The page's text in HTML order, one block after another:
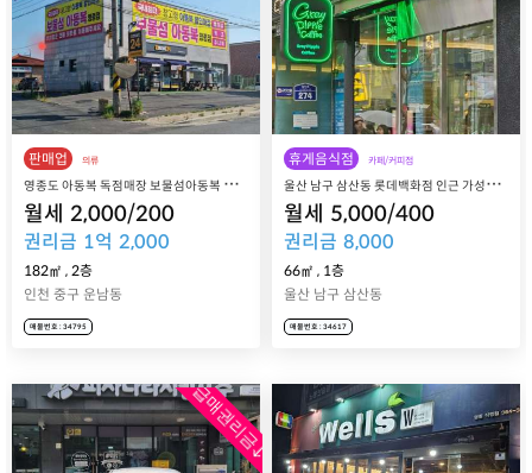
판매업 의류
영
종도 아동복 독점매장 보물섬아동복 영종점 매매
월세 2,000/200
권리금 1억 2,000
182㎡ , 2층
인천 중구 운남동
매물번호 : 34795
휴게음식점 카페/커피점
울
산 남구 삼산동 롯데백화점 인근 가성비 카페 맛집, 그레이피플 매매 양도양수
월세 5,000/400
권리금 8,000
66㎡ , 1층
울산 남구 삼산동
매물번호 : 34617
급매권리금↓